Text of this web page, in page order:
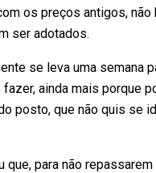
os preços antigos, não
ser adotados.
se leva uma semana
ainda mais porque
posto, que não quis se
para não